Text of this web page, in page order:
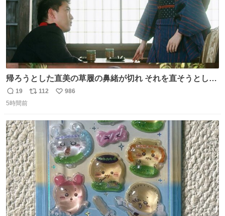
帰ろうとした直美の草履の鼻緒が切れ それを直そうとした
小川がさらに壊し…… 結果、直美をおんぶして送ることに
なりました。 👇鼻緒はいつも恋のキューピッド？
薫る 上坂樹里 甲斐翔真
返
信
19
リ
ト
数
112
い
数
986
5時間前